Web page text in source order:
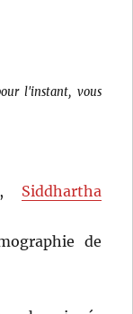
l'instant, vous
, Siddhartha
de